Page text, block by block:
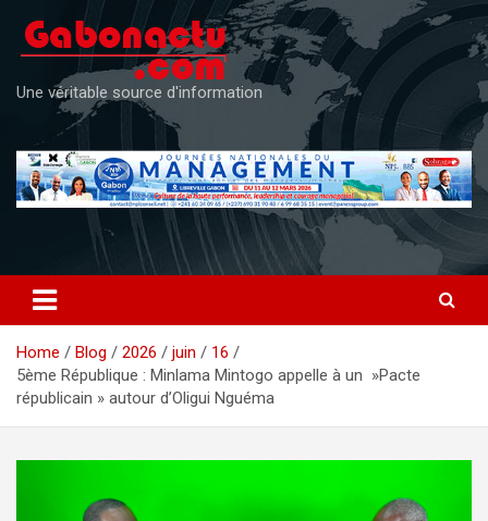
content
Une véritable source d'information
Home Blog 2026 juin
16
5ème République : Minlama Mintogo appelle à un »Pacte
républicain » autour d’Oligui Nguéma